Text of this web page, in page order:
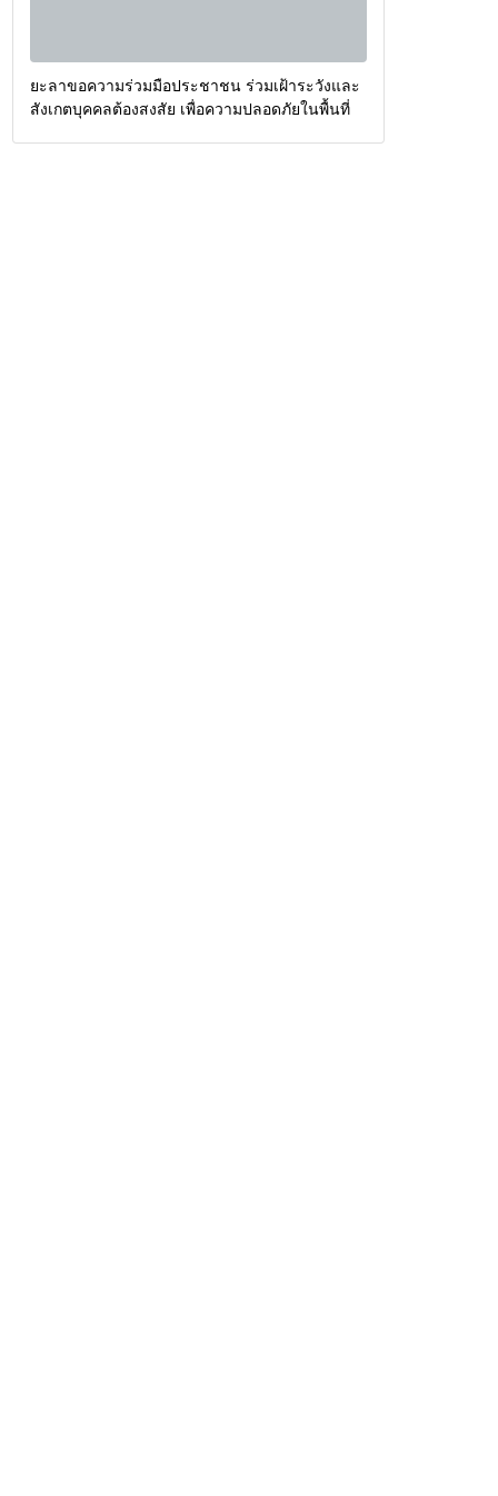
ยะลาขอความร่วมมือประชาชน ร่วมเฝ้าระวังและ
สังเกตบุคคลต้องสงสัย เพื่อความปลอดภัยในพื้นที่